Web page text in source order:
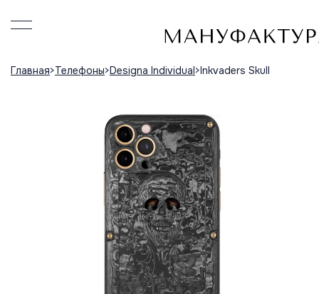
Главная Телефоны Designa Individual Inkvaders Skull